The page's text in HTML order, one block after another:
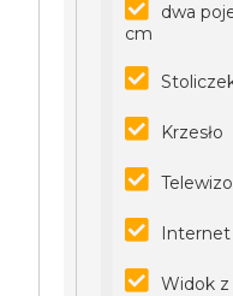
dwa
cm
Krzesło
Internet
Widok z